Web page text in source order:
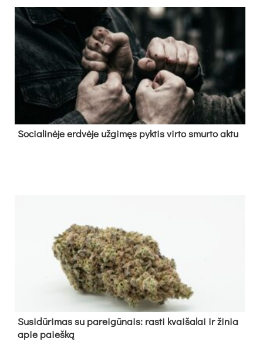
So­cia­li­nė­je erd­vė­je už­gi­męs pyk­tis vir­to smur­to ak­tu
Su­si­dū­ri­mas su pa­rei­gū­nais: ras­ti kvai­ša­lai ir ži­nia
apie paieš­ką